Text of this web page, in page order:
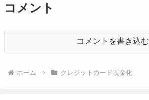
コメント
コメントを書き込む
ホーム クレジットカード現金化